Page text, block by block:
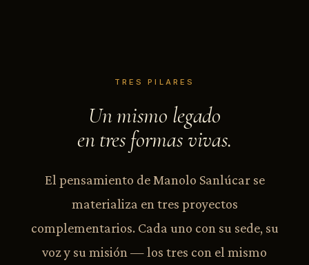
TRES PILARES
Un mismo legado
en tres formas vivas.
El pensamiento de Manolo Sanlúcar se
materializa en tres proyectos
complementarios. Cada uno con su sede, su
voz y su misión — los tres con el mismo